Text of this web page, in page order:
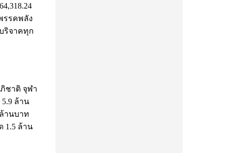
รรคพลัง
ริจาคทุก
ชาติ จุฬา
ล้าน
านบาท
1.5 ล้าน